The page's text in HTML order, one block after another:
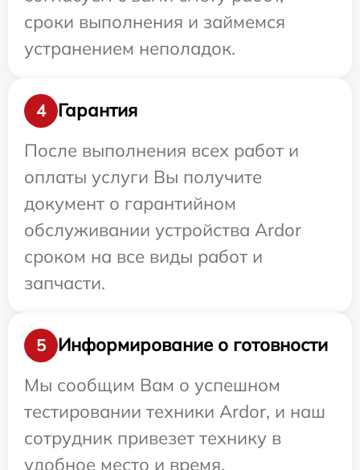
сроки выполнения и займемся
устранением неполадок.
4
Гарантия
После выполнения всех работ и
оплаты услуги Вы получите
документ о гарантийном
обслуживании устройства Ardor
сроком на все виды работ и
запчасти.
5
Информирование о готовности
Мы сообщим Вам о успешном
тестировании техники Ardor, и наш
сотрудник привезет технику в
удобное место и время.